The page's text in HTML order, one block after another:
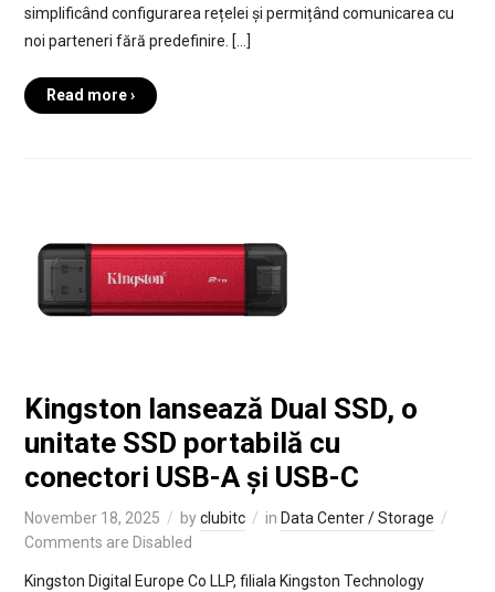
simplificând configurarea rețelei și permițând comunicarea cu
noi parteneri fără predefinire. […]
Read more ›
Kingston lansează Dual SSD, o
unitate SSD portabilă cu
conectori USB-A și USB-C
November 18, 2025 byclubitc in Data Center / Storage
Comments are Disabled
Kingston Digital Europe Co LLP, filiala Kingston Technology